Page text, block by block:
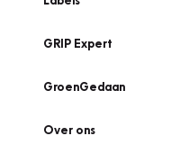
GRIP Expert
GroenGedaan
Over ons